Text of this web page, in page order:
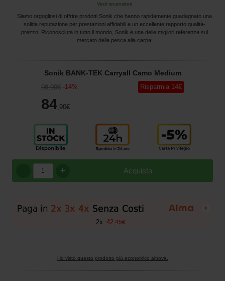
Vedi recensioni
Siamo orgogliosi di offrire prodotti Sonik che hanno rapidamente guadagnato una
solida reputazione per prestazioni affidabili e un eccellente rapporto qualità-
prezzo! Riconosciuta in tutto il mondo, Sonik è una delle migliori referenze sul
mercato della pesca alla carpa!
Sonik BANK-TEK Carryall Camo Medium
98,90€ -14%
84 ,90€
Risparmia 14€
Acquista
+
+
2x 42 45€
Ho visto questo prodotto più economico altrove.